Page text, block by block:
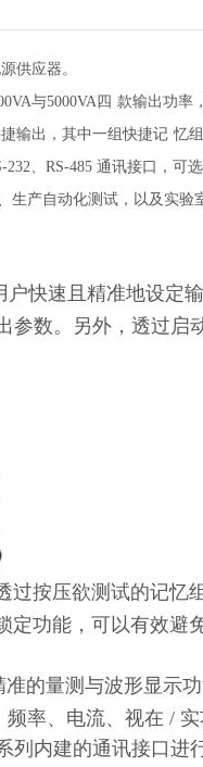
供应器。
与5000VA四 款输出功率
输出，其中一组快捷记 忆
、RS-485 通讯接口，可选
生产自动化测试，以及实验
快速且精准地设定
参数。另外，透过启
过按压欲测试的记忆
定功能，可以有效避
的量测与波形显示功
率、电流、视在 / 实
列内建的通讯接口进